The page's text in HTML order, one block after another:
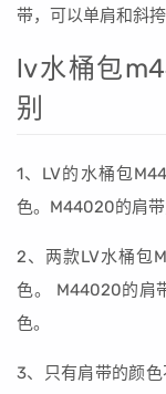
带，可以单肩和斜
lv水桶包
别
1、LV的水桶包
色。M44020的肩带
2、两款LV水桶包
色。 M44020的肩
色。
3、只有肩带的颜